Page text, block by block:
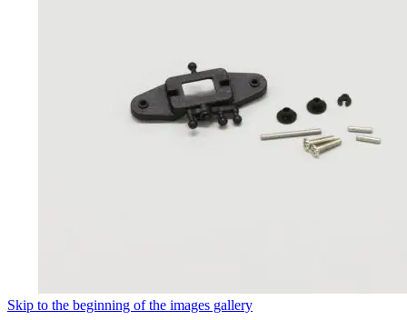
Skip to the beginning of the images gallery